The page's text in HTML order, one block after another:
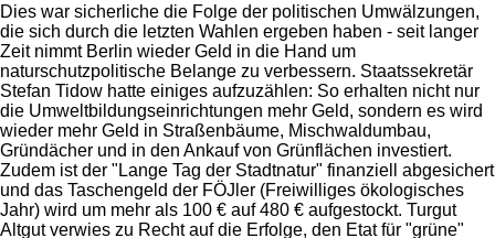
Dies war sicherliche die Folge der politischen Umwälzungen,
die sich durch die letzten Wahlen ergeben haben - seit langer
Zeit nimmt Berlin wieder Geld in die Hand um
naturschutzpolitische Belange zu verbessern. Staatssekretär
Stefan Tidow hatte einiges aufzuzählen: So erhalten nicht nur
die Umweltbildungseinrichtungen mehr Geld, sondern es wird
wieder mehr Geld in Straßenbäume, Mischwaldumbau,
Gründächer und in den Ankauf von Grünflächen investiert.
Zudem ist der "Lange Tag der Stadtnatur" finanziell abgesichert
und das Taschengeld der FÖJler (Freiwilliges ökologisches
Jahr) wird um mehr als 100 € auf 480 € aufgestockt. Turgut
Altgut verwies zu Recht auf die Erfolge, den Etat für "grüne"